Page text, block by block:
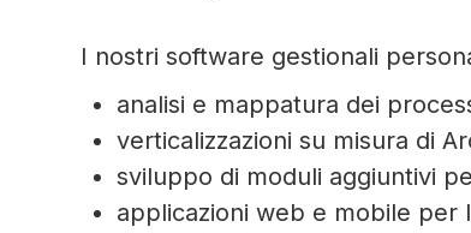
I nostri software gestionali
analisi e mappatura dei
verticalizzazioni su misura di
sviluppo di moduli aggiuntivi
applicazioni web e mobile per